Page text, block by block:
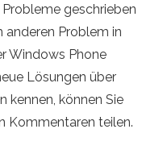
geschrieben
anderen Problem in
Windows Phone
Lösungen über
kennen, können Sie
Kommentaren teilen.